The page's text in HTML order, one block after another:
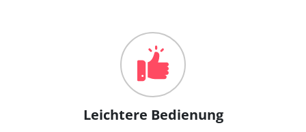
Leichtere Bedienung